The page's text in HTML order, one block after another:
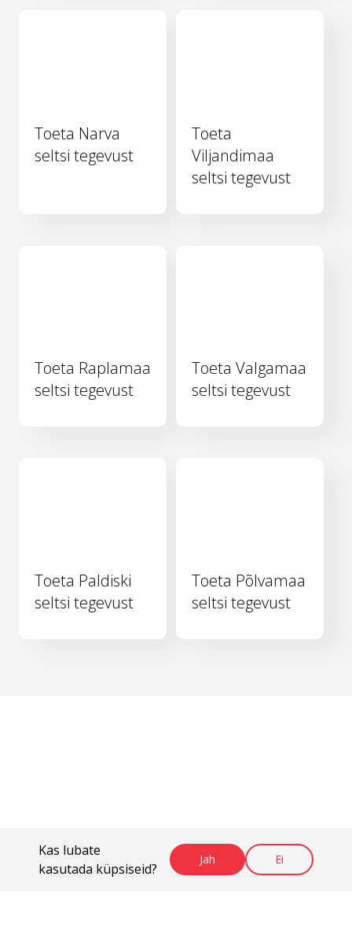
Kas lubate
kasutada küpsiseid?
Jah Ei
Toeta Narva
seltsi tegevust
Toeta
Viljandimaa
seltsi tegevust
Toeta Raplamaa
seltsi tegevust
Toeta Valgamaa
seltsi tegevust
Toeta Paldiski
seltsi tegevust
Toeta Põlvamaa
seltsi tegevust